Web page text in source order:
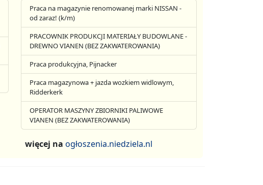
Praca na magazynie renomowanej marki NISSAN -
od zaraz! (k/m)
PRACOWNIK PRODUKCJI MATERIAŁY BUDOWLANE -
DREWNO VIANEN (BEZ ZAKWATEROWANIA)
Praca produkcyjna, Pijnacker
Praca magazynowa + jazda wozkiem widlowym,
Ridderkerk
OPERATOR MASZYNY ZBIORNIKI PALIWOWE
VIANEN (BEZ ZAKWATEROWANIA)
więcej na ogłoszenia.niedziela.nl